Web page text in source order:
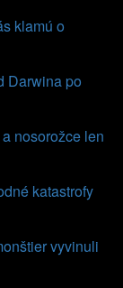
klamú o
Darwina po
nosorožce len
katastrofy
vyvinuli